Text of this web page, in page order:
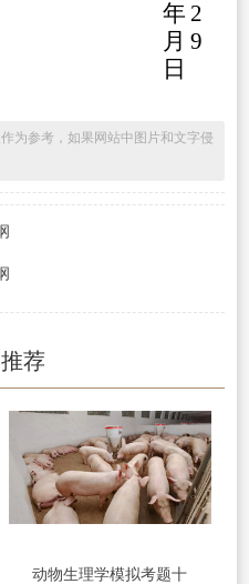
年2
月9
日
为参考，如果网站中图片和文字侵
荐
动物生理学模拟考题十